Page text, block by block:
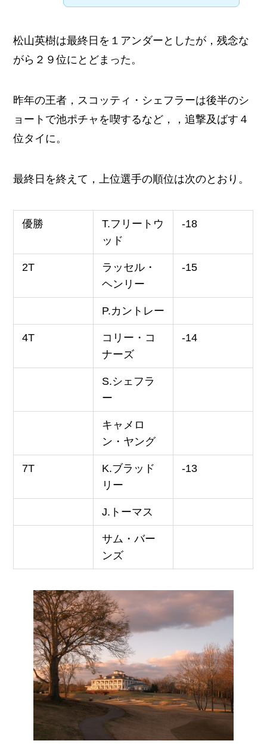
松山英樹は最終日を１アンダーとしたが，残念な
がら２９位にとどまった。
昨年の王者，スコッティ・シェフラーは後半のシ
ョートで池ポチャを喫するなど，，追撃及ばす４
位タイに。
最終日を終えて，上位選手の順位は次のとおり。
優勝
T.フリートウ
ッド
-18
2T
ラッセル・
ヘンリー
-15
P.カントレー
4T
コリー・コ
ナーズ
-14
S.シェフラ
ー
キャメロ
ン・ヤング
7T
K.ブラッド
リー
-13
J.トーマス
サム・バー
ンズ